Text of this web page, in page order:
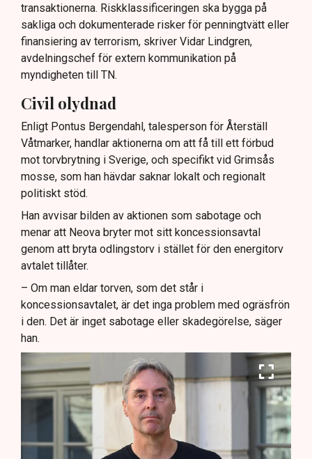
transaktionerna. Riskklassificeringen ska bygga på
sakliga och dokumenterade risker för penningtvätt eller
finansiering av terrorism, skriver Vidar Lindgren,
avdelningschef för extern kommunikation på
myndigheten till TN.
Civil olydnad
Enligt Pontus Bergendahl, talesperson för Återställ
Våtmarker, handlar aktionerna om att få till ett förbud
mot torvbrytning i Sverige, och specifikt vid Grimsås
mosse, som han hävdar saknar lokalt och regionalt
politiskt stöd.
Han avvisar bilden av aktionen som sabotage och
menar att Neova bryter mot sitt koncessionsavtal
genom att bryta odlingstorv i stället för den energitorv
avtalet tillåter.
– Om man eldar torven, som det står i
koncessionsavtalet, är det inga problem med ogräsfrön
i den. Det är inget sabotage eller skadegörelse, säger
han.